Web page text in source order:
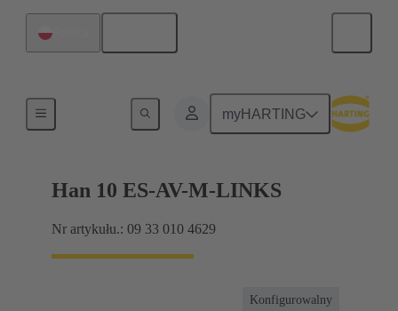
myHARTING
Złącze terminalblokowe
Han 10 ES-AV-M-LINKS
Nr artykułu.: 09 33 010 4629
Konfigurowalny